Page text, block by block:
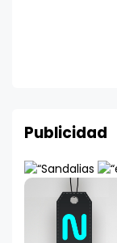
Publicidad